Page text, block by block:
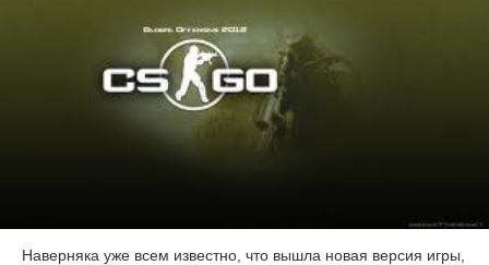
Наверняка уже всем известно, что вышла новая версия игры,